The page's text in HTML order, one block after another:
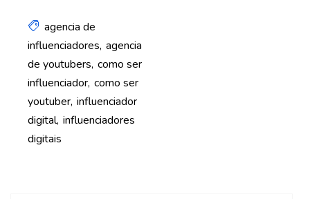
agencia de
influenciadores agencia
de youtubers como ser
influenciador como ser
youtuber influenciador
digital influenciadores
digitais